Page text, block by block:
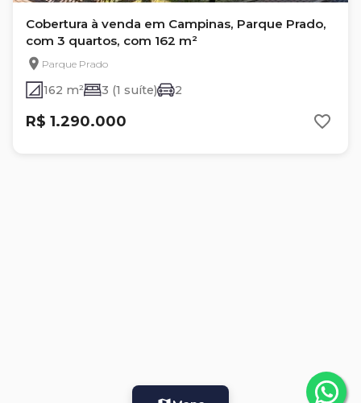
Cobertura à venda em Campinas, Parque Prado,
com 3 quartos, com 162 m²
Parque Prado
162 m² 3 (1 suíte) 2
R$ 1.290.000